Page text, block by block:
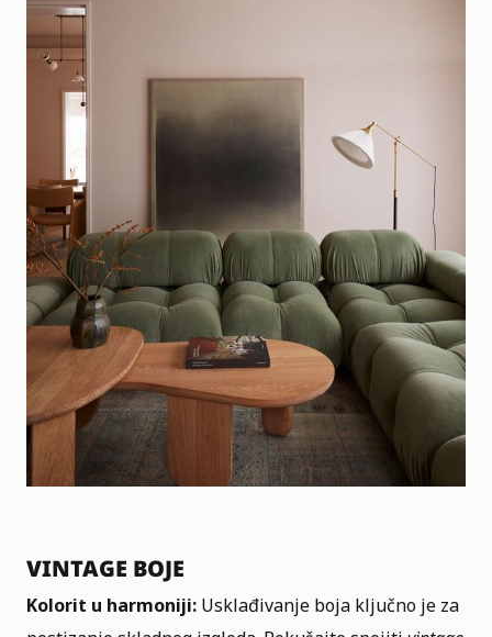
VINTAGE BOJE
Kolorit u harmoniji: Usklađivanje boja ključno je za